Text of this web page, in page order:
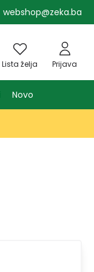
webshop@zeka.ba
Lista želja Prijava
Novo